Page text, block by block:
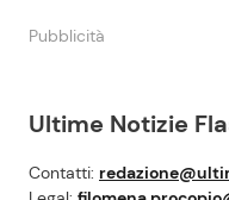
Ultime Notizie
Contatti:
Pubblicità